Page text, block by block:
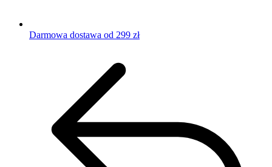
Darmowa dostawa od 299 zł